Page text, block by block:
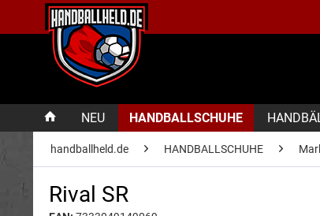
NEU HANDBALLSCHUHE
handballheld.de HANDBALLSCHUHE
Rival SR